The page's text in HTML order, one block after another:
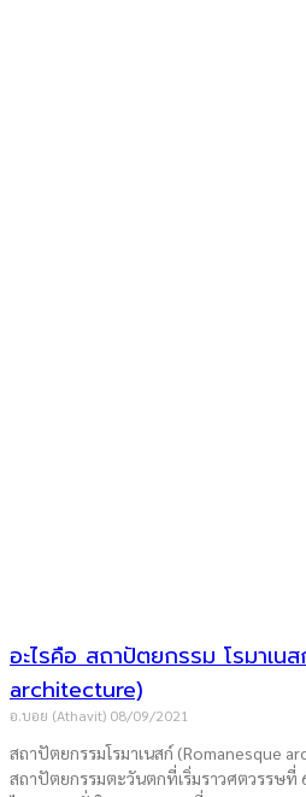
อะไรคือ สถาปัตยกรรม โรมาเน
architecture)
อ.บอย (Athavit) 08/09/2021
สถาปัตยกรรมโรมาเนสก์ (Romanesque
สถาปัตยกรรมตะวันตกที่เริ่มราวศตวรรษ